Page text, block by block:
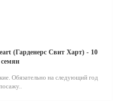
(Гарденерс Свит Харт) - 10
семян
Обязательно на следующий год